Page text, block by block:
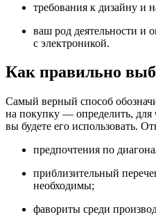
требования к дизайну и
ваш род деятельности и
с электроникой.
Как правильно
Самый верный способ
на покупку — определить,
вы будете его использовать.
предпочтения по
приблизительный
необходимы;
фавориты среди